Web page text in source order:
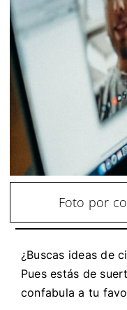
Foto por
¿Buscas ideas de
Pues estás de
confabula a tu